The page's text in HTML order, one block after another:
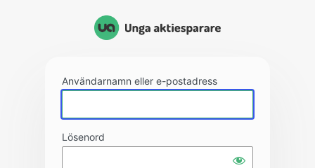
Användarnamn eller e-postadress
Lösenord